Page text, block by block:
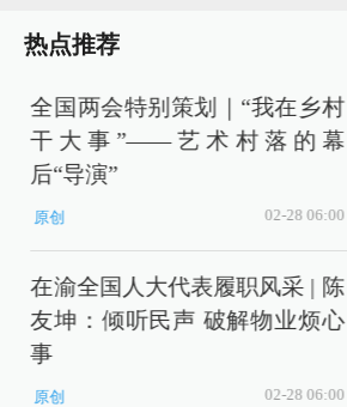
热点推荐
全国两会特别策划｜“我在乡村
干大事”——艺术村落的幕
后“导演”
原创 02-28 06:00
在渝全国人大代表履职风采 | 陈
友坤：倾听民声 破解物业烦心
事
原创 02-28 06:00